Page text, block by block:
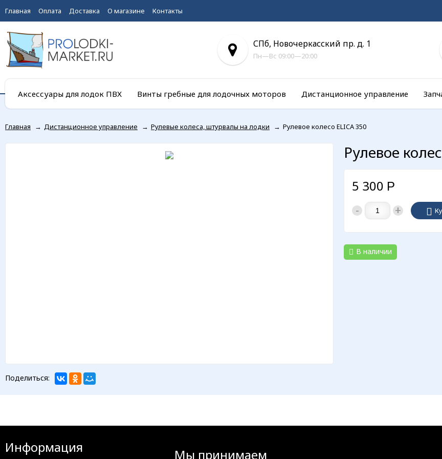
Главная Оплата Доставка О магазине Контакты
СПб, Новочеркасский пр. д. 1
Пн—Вс 09:00—20:00
Аксессуары для лодок ПВХ Винты гребные для лодочных моторов Дистанционное управление
Главная → Дистанционное управление → Рулевые колеса, штурвалы на лодки → Рулевое колесо ELICA 350
Поделиться:
Рулевое
5 300 Р
- +
В наличии
Информация Мы принимаем